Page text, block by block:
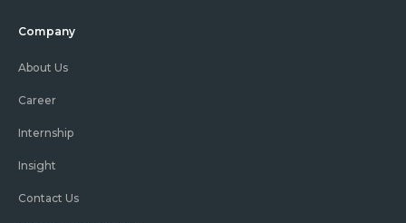
Company
About Us
Career
Internship
Insight
Contact Us